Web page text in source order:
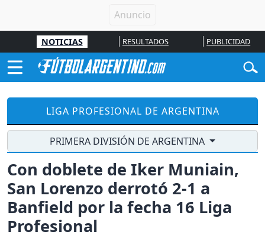
NOTICIAS RESULTADOS PUBLICIDAD
LIGA PROFESIONAL DE ARGENTINA
PRIMERA DIVISIÓN DE ARGENTINA
Con doblete de Iker Muniain,
San Lorenzo derrotó 2-1 a
Banfield por la fecha 16 Liga
Profesional